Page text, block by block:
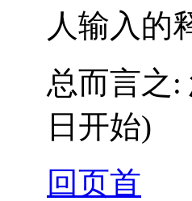
人输入的
总而言之:
日开始)
回页首